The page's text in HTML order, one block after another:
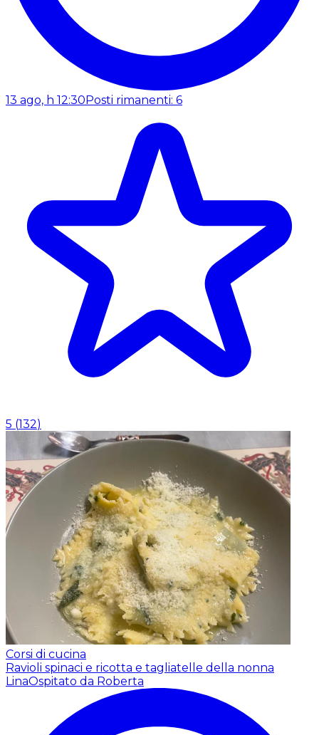
13 ago, h 12:30Posti rimanenti: 6
5 (132)
Corsi di cucina
Ravioli spinaci e ricotta e tagliatelle della nonna
LinaOspitato da Roberta